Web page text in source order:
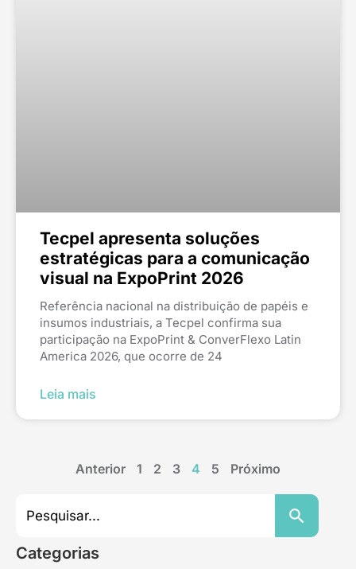
for:
Search Button
Categorias
Tecpel apresenta soluções
estratégicas para a comunicação
visual na ExpoPrint 2026
Referência nacional na distribuição de papéis e
insumos industriais, a Tecpel confirma sua
participação na ExpoPrint & ConverFlexo Latin
America 2026, que ocorre de 24
Leia mais
Anterior 1 2 3 4 5 Próximo